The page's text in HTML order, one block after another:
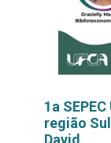
1a
região
David